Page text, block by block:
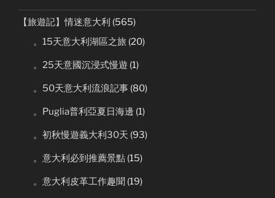
【旅遊記】情迷意大利 (565)
。15天意大利湖區之旅 (20)
。25天意國沉浸式慢遊 (1)
。50天意大利流浪記事 (80)
。Puglia普利亞夏日海邊 (1)
。初秋慢遊義大利30天 (93)
。意大利必到推薦景點 (15)
。意大利皮革工作趣聞 (19)